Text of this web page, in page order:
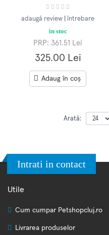
caini
adaugă review întrebare
in stoc
PRP: 361.51 Lei
325.00 Lei
Adaug în coș
Arată:
Intrati in contact
Utile
Cum cumpar Petshopcluj.ro
Livrarea produselor